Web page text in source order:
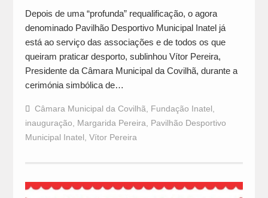
Depois de uma “profunda” requalificação, o agora
denominado Pavilhão Desportivo Municipal Inatel já
está ao serviço das associações e de todos os que
queiram praticar desporto, sublinhou Vítor Pereira,
Presidente da Câmara Municipal da Covilhã, durante a
cerimónia simbólica de…
Câmara Municipal da Covilhã, Fundação Inatel,
inauguração, Margarida Pereira, Pavilhão Desportivo
Municipal Inatel, Vítor Pereira